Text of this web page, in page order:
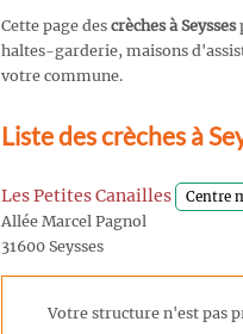
Cette page des crèches à Seysses
haltes-garderie, maisons
votre commune.
Liste des crèches à
Les Petites Canailles Centre
Allée Marcel Pagnol
31600 Seysses
Votre structure n'est pas